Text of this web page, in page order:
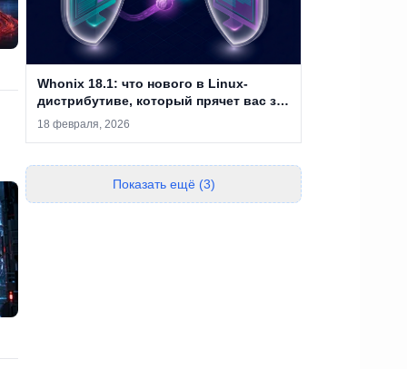
Whonix 18.1: что нового в Linux-
дистрибутиве, который прячет вас за
двумя виртуальными машинами
18 февраля, 2026
Показать ещё (3)